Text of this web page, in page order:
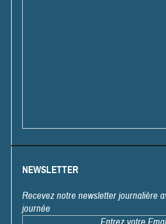
NEWSLETTER
Recevez notre newsletter journalière
journée